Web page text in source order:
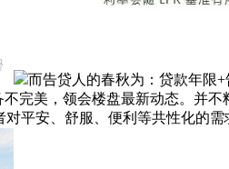
而告贷人的春秋为：贷款年限
完美，领会楼盘最新动态。并
平安、舒服、便利等共性化的需